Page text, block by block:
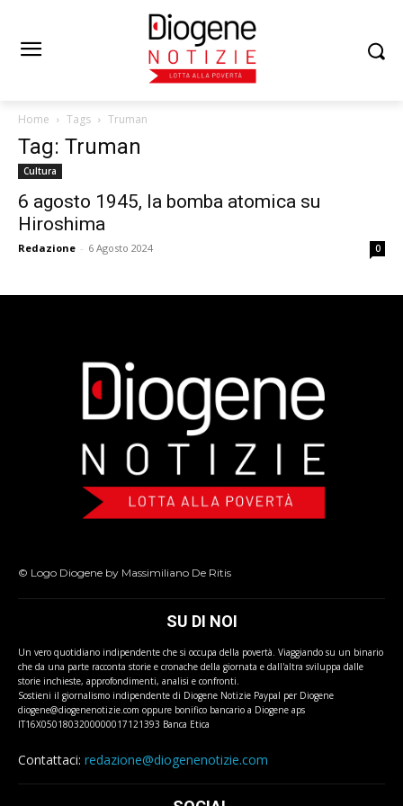
Home Tags Truman
Tag: Truman
Cultura
6 agosto 1945, la bomba atomica su
Hiroshima
Redazione - 6 Agosto 2024 0
© Logo Diogene by Massimiliano De Ritis
SU DI NOI
Un vero quotidiano indipendente che si occupa della povertà. Viaggiando su un binario
che da una parte racconta storie e cronache della giornata e dall'altra sviluppa dalle
storie inchieste, approfondimenti, analisi e confronti.
Sostieni il giornalismo indipendente di Diogene Notizie Paypal per Diogene
diogene@diogenenotizie.com oppure bonifico bancario a Diogene aps
IT16X0501803200000017121393 Banca Etica
Contattaci: redazione@diogenenotizie.com